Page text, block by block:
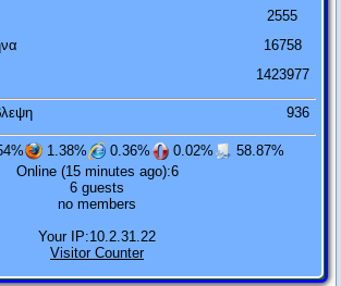
2555
16758
1423977
936
1.38% 0.36% 0.02%
58.87%
Online (15 minutes ago):6
6 guests
no members
Your IP:10.2.31.22
Visitor Counter
αποδειχτεί πετυχημένη, οι
της σχετικότητας αποδειχτεί λάθος, τότε
Γερμανό και οι Γερμανοί Εβραίο.